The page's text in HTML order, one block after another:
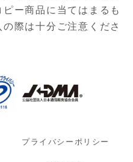
ピー商品に当てはまるも
際は十分ご注意くださ
プライバシーポリシー